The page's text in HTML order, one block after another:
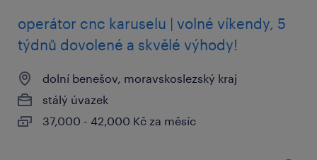
operátor cnc karuselu | volné víkendy, 5
týdnů dovolené a skvělé výhody!
dolní benešov, moravskoslezský kraj
stálý úvazek
37,000 - 42,000 Kč za měsíc